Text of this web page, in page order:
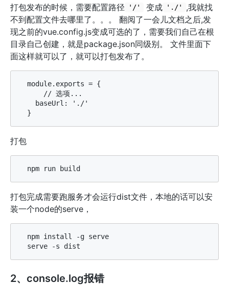
打包发布的时候，需要配置路径 '/' 变成 './'
,我就找
不到配置文件去哪里了。。。 翻阅了一会儿文档之后,发
现之前的vue.config.js变成可选的了，需要我们自己在根
目录自己创建，就是package.json同级别。 文件里面下
面这样就可以了，就可以打包发布了。
  module.exports = {
      // 选项...
    baseUrl: './'
打包
打包完成需要跑服务才会运行dist文件，本地的话可以安
装一个node的serve，
  npm install -g serve
2、console.log报错